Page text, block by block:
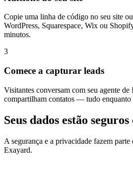
Copie uma linha de código no seu site
WordPress, Squarespace, Wix ou
minutos.
3
Comece a capturar leads
Visitantes conversam com seu agente
compartilham contatos — tudo enquanto
Seus dados estão seguros
A segurança e a privacidade fazem parte
Exayard.